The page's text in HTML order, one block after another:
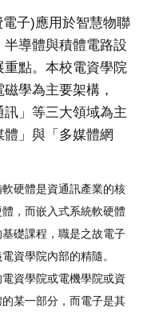
子)應用於智慧物聯
半導體與積體電路設
重點。本校電資學院
學為主要架構，
訊」等三大領域為主
」與「多媒體網
硬體是資通訊產業的核
， 而嵌入式系統軟硬體
礎課程， 職是之故電子
資學院內部的精隨。
資學院或電機學院或資
某一部分，而電子是其